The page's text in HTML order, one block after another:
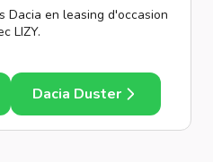
Dacia en leasing d'occasion
LIZY.
Dacia Duster